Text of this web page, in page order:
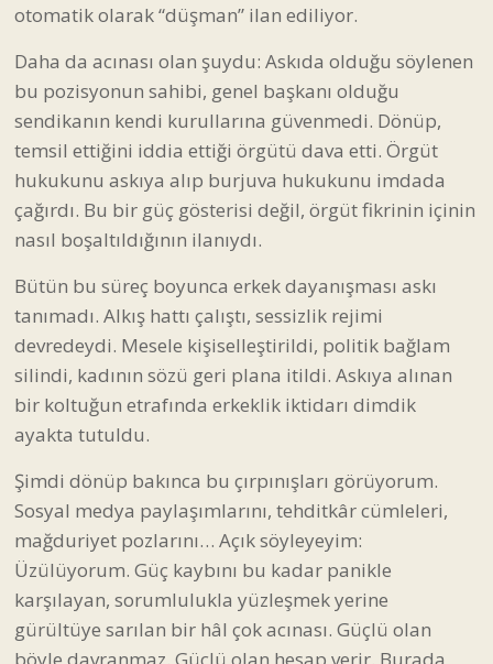
otomatik olarak “düşman” ilan ediliyor.
Daha da acınası olan şuydu: Askıda olduğu söylenen
bu pozisyonun sahibi, genel başkanı olduğu
sendikanın kendi kurullarına güvenmedi. Dönüp,
temsil ettiğini iddia ettiği örgütü dava etti. Örgüt
hukukunu askıya alıp burjuva hukukunu imdada
çağırdı. Bu bir güç gösterisi değil, örgüt fikrinin içinin
nasıl boşaltıldığının ilanıydı.
Bütün bu süreç boyunca erkek dayanışması askı
tanımadı. Alkış hattı çalıştı, sessizlik rejimi
devredeydi. Mesele kişiselleştirildi, politik bağlam
silindi, kadının sözü geri plana itildi. Askıya alınan
bir koltuğun etrafında erkeklik iktidarı dimdik
ayakta tutuldu.
Şimdi dönüp bakınca bu çırpınışları görüyorum.
Sosyal medya paylaşımlarını, tehditkâr cümleleri,
mağduriyet pozlarını… Açık söyleyeyim:
Üzülüyorum. Güç kaybını bu kadar panikle
karşılayan, sorumlulukla yüzleşmek yerine
gürültüye sarılan bir hâl çok acınası. Güçlü olan